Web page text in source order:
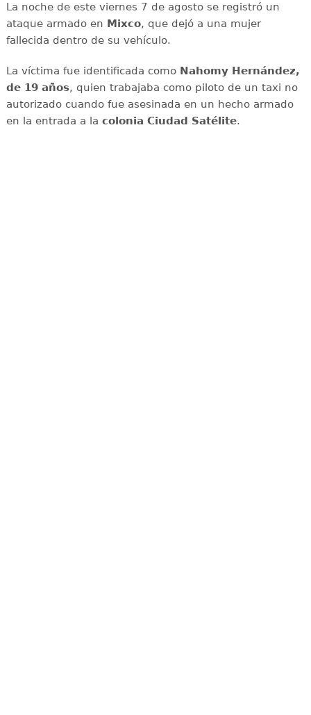
La noche de este viernes 7 de agosto se registró un
ataque armado en Mixco, que dejó a una mujer
fallecida dentro de su vehículo.
La víctima fue identificada como Nahomy Hernández,
de 19 años, quien trabajaba como piloto de un taxi no
autorizado cuando fue asesinada en un hecho armado
en la entrada a la colonia Ciudad Satélite.